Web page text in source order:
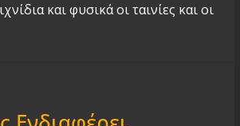
και φυσικά οι ταινίες και οι